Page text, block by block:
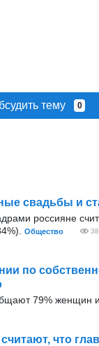
тему 0
свадьбы и
россияне
Общество
по
79% женщин
что